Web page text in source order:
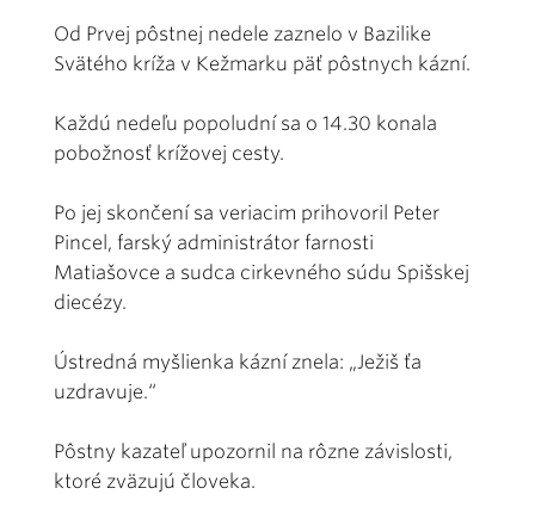
Od Prvej pôstnej nedele zaznelo v Bazilike
Svätého kríža v Kežmarku päť pôstnych kázní.
Každú nedeľu popoludní sa o 14.30 konala
pobožnosť krížovej cesty.
Po jej skončení sa veriacim prihovoril Peter
Pincel, farský administrátor farnosti
Matiašovce a sudca cirkevného súdu Spišskej
diecézy.
Ústredná myšlienka kázní znela: „Ježiš ťa
uzdravuje.“
Pôstny kazateľ upozornil na rôzne závislosti,
ktoré zväzujú človeka.